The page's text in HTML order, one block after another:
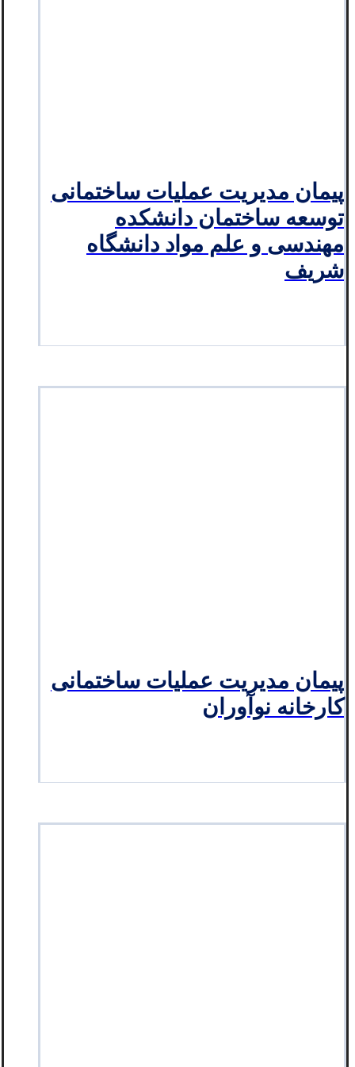
پیمان مدیریت عملیات ساختمانی
توسعه ساختمان دانشکده
مهندسی و علم مواد دانشگاه
شریف
پیمان مدیریت عملیات ساختمانی
کارخانه نوآوران